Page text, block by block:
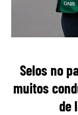
Selos no
muitos
de